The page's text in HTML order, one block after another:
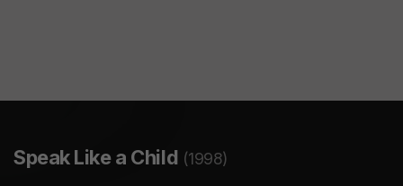
Speak Like a Child (1998)